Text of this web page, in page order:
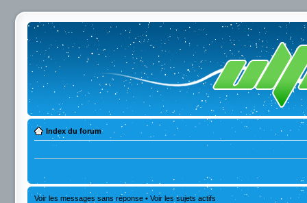
Index du forum
Voir les messages sans réponse • Voir les sujets actifs